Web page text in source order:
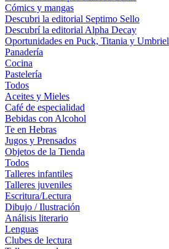
Cómics y mangas
Descubri la editorial Septimo Sello
Descubrí la editorial Alpha Decay
Oportunidades en Puck, Titania y Umbriel
Panadería
Cocina
Pastelería
Todos
Aceites y Mieles
Café de especialidad
Bebidas con Alcohol
Te en Hebras
Jugos y Prensados
Objetos de la Tienda
Todos
Talleres infantiles
Talleres juveniles
Escritura/Lectura
Dibujo / Ilustración
Análisis literario
Lenguas
Clubes de lectura